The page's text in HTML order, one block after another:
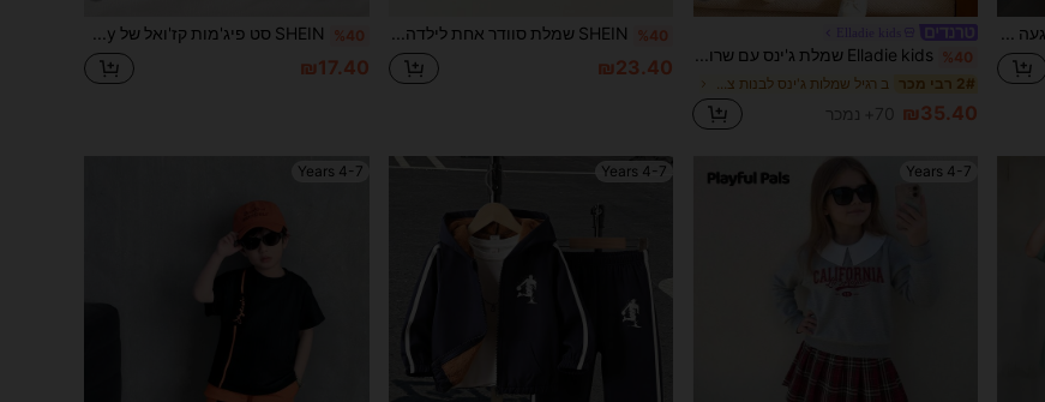
טווין בנות אביב/קיץ 2025 הגעה חדשה, תפאורה ייחודית בצורת קרוס צלב, חצאית א-קו אלגנטית, אופנתית רב-תכליתית ומתוקה, מתאימה לפעילויות יומיומיות, לטיולים ולמפגשים חברתיים
%40 Elladie kids שמלת ג'ינס עם שרוולים ארוכים לילדות צעירות, סגנון חופשה קז'ואל מתוק וחמוד, מומלץ בסגנון קולג'. ג'ינס שטוף בצבע תכלת, קישוט פפיון לבן בעבודת יד בחזית, עיצוב צווארון, צללית צמודה, שרוולים תפוחים מתוקים ושובבים, מתאים ללבוש יומיומי, טיול בחוף הים או מפגש עם חברים, סגנון קולג' יומיומי, גורמת לקטנטנים שלכם לזרוח בקהל, תלבושת חובה לעונות האביב והסתיו
2# רבי מכר ב רגיל שמלות ג'ינס לבנות צעירות
₪35.40 70+ נמכר
%40 SHEIN שמלת סוודר אחת לילדה צעירה, חצאית קפלים שחורה בגזרת A, רכה ונוחה, סגנון אקדמי קז'ואל, מתאים ללבוש יומיומי, טיולים, בית ספר, אביב וסתיו חצאית שחורה לילדות צעירות, חצאיות שחורות לילדות, חצאית לילדות, חצאית קפלים שחורה לילדות, חצאית קפלים לילדות, חצאית אחידה לילדות
₪23.40
%40 SHEIN סט פיג'מות קז'ואל של Young Boy עם הדפס גיבורי על, סריג רך ואלסטי וצמוד, טופ ומכנסיים קצרים, נוח ללבישה יומיומית
₪17.40
4-7 Years
4-7 Years
4-7 Years